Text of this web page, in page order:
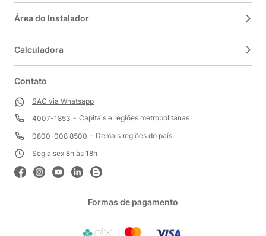
Área do Instalador
Calculadora
Contato
SAC via Whatsapp
4007-1853
Capitais e regiões metropolitanas
0800-008 8500
Demais regiões do país
Seg a sex 8h às 18h
Formas de pagamento